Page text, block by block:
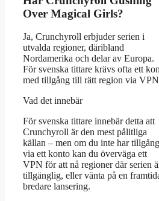
Over Magical Girls?
Ja, Crunchyroll erbjuder serien i
utvalda regioner, däribland
Nordamerika och delar av Europa.
För svenska tittare krävs ofta ett
med tillgång till rätt region via
Vad det innebär
För svenska tittare innebär detta att
Crunchyroll är den mest pålitliga
källan – men om du inte har tillgång
via ett konto kan du överväga ett
VPN för att nå regioner där serien
tillgänglig, eller vänta på en
bredare lansering.